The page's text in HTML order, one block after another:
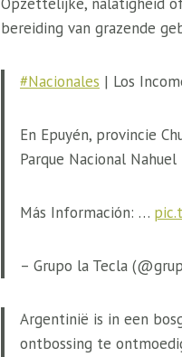
bereiding van grazende
#Nacionales | Los
En Epuyén, provincie
Parque Nacional
Más Información: …
– Grupo la Tecla
Argentinië is in een
ontbossing te